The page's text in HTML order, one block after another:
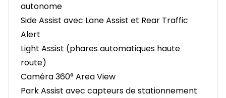
autonome
Side Assist avec Lane Assist et Rear Traffic
Alert
Light Assist (phares automatiques haute
route)
Caméra 360° Area View
Park Assist avec capteurs de stationnement